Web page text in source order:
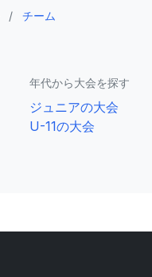
/ チーム
年代から大会を探す
ジュニアの大会
U-11の大会